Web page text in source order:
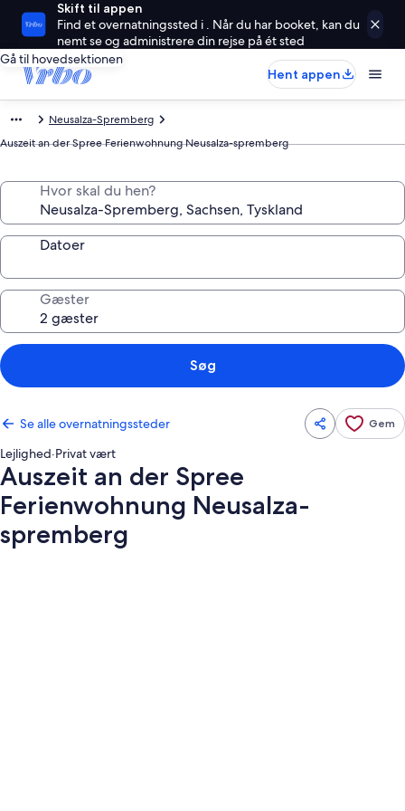
Skift til appen
Find et overnatningssted i . Når du har booket, kan du
nemt se og administrere din rejse på ét sted
Gå til hovedsektionen
Hent appen
Neusalza-Spremberg
Auszeit an der Spree Ferienwohnung Neusalza-spremberg
Hvor skal du hen?
Datoer
Gæster
Søg
Se alle overnatningssteder Gem
Lejlighed·Privat vært
Auszeit an der Spree
Ferienwohnung Neusalza-
spremberg